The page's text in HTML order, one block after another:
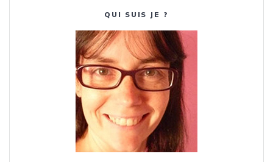
QUI SUIS JE ?